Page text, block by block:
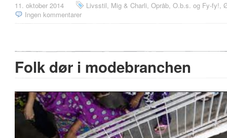
11. oktober 2014 Livsstil, Mig & Charli, Opråb, O.b.s. og Fy-fy!,
Ingen kommentarer
Folk dør i modebranchen